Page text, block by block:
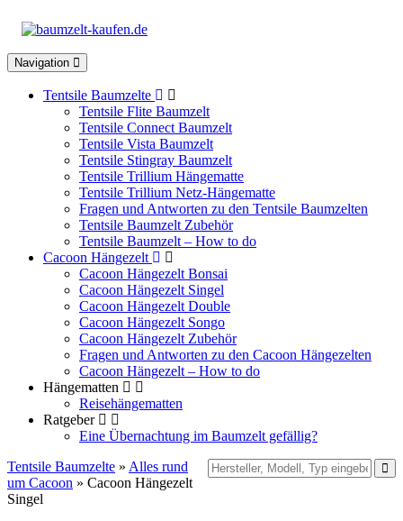
Toggle
navigation
Navigation
Tentsile Baumzelte
Tentsile Flite Baumzelt
Tentsile Connect Baumzelt
Tentsile Vista Baumzelt
Tentsile Stingray Baumzelt
Tentsile Trillium Hängematte
Tentsile Trillium Netz-Hängematte
Fragen und Antworten zu den Tentsile Baumzelten
Tentsile Baumzelt Zubehör
Tentsile Baumzelt – How to do
Cacoon Hängezelt
Cacoon Hängezelt Bonsai
Cacoon Hängezelt Singel
Cacoon Hängezelt Double
Cacoon Hängezelt Songo
Cacoon Hängezelt Zubehör
Fragen und Antworten zu den Cacoon Hängezelten
Cacoon Hängezelt – How to do
Hängematten
Reisehängematten
Ratgeber
Eine Übernachtung im Baumzelt gefällig?
Tentsile Baumzelte » Alles rund
um Cacoon » Cacoon Hängezelt
Singel